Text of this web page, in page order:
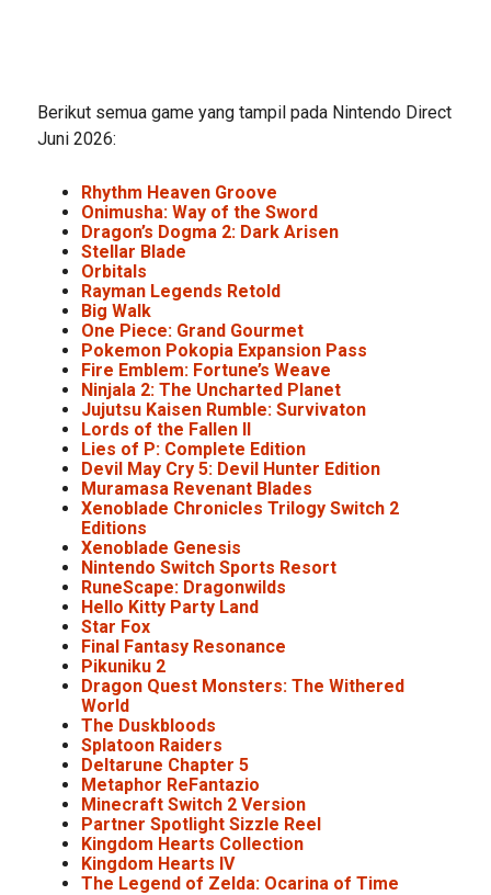
Berikut semua game yang tampil pada Nintendo Direct
Juni 2026:
Rhythm Heaven Groove
Onimusha: Way of the Sword
Dragon’s Dogma 2: Dark Arisen
Stellar Blade
Orbitals
Rayman Legends Retold
Big Walk
One Piece: Grand Gourmet
Pokemon Pokopia Expansion Pass
Fire Emblem: Fortune’s Weave
Ninjala 2: The Uncharted Planet
Jujutsu Kaisen Rumble: Survivaton
Lords of the Fallen II
Lies of P: Complete Edition
Devil May Cry 5: Devil Hunter Edition
Muramasa Revenant Blades
Xenoblade Chronicles Trilogy Switch 2
Editions
Xenoblade Genesis
Nintendo Switch Sports Resort
RuneScape: Dragonwilds
Hello Kitty Party Land
Star Fox
Final Fantasy Resonance
Pikuniku 2
Dragon Quest Monsters: The Withered
World
The Duskbloods
Splatoon Raiders
Deltarune Chapter 5
Metaphor ReFantazio
Minecraft Switch 2 Version
Partner Spotlight Sizzle Reel
Kingdom Hearts Collection
Kingdom Hearts IV
The Legend of Zelda: Ocarina of Time